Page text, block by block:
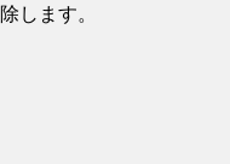
します。